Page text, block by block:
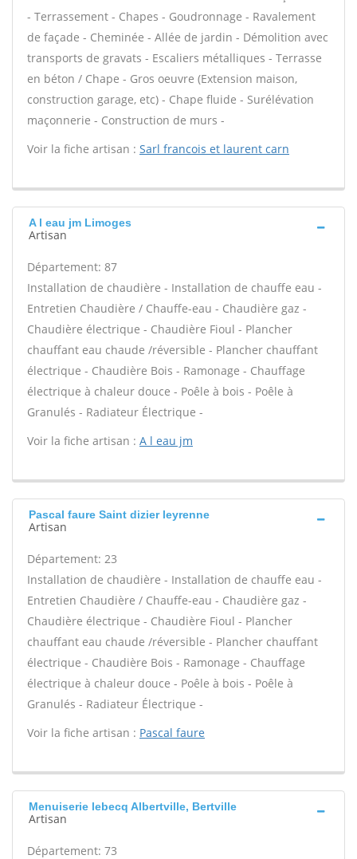
- Terrassement - Chapes - Goudronnage - Ravalement
de façade - Cheminée - Allée de jardin - Démolition avec
transports de gravats - Escaliers métalliques - Terrasse
en béton / Chape - Gros oeuvre (Extension maison,
construction garage, etc) - Chape fluide - Surélévation
maçonnerie - Construction de murs -
Voir la fiche artisan : Sarl francois et laurent carn
A l eau jm Limoges
Artisan
Département: 87
Installation de chaudière - Installation de chauffe eau -
Entretien Chaudière / Chauffe-eau - Chaudière gaz -
Chaudière électrique - Chaudière Fioul - Plancher
chauffant eau chaude /réversible - Plancher chauffant
électrique - Chaudière Bois - Ramonage - Chauffage
électrique à chaleur douce - Poêle à bois - Poêle à
Granulés - Radiateur Électrique -
Voir la fiche artisan : A l eau jm
Pascal faure Saint dizier leyrenne
Artisan
Département: 23
Installation de chaudière - Installation de chauffe eau -
Entretien Chaudière / Chauffe-eau - Chaudière gaz -
Chaudière électrique - Chaudière Fioul - Plancher
chauffant eau chaude /réversible - Plancher chauffant
électrique - Chaudière Bois - Ramonage - Chauffage
électrique à chaleur douce - Poêle à bois - Poêle à
Granulés - Radiateur Électrique -
Voir la fiche artisan : Pascal faure
Menuiserie lebecq Albertville, Bertville
Artisan
Département: 73